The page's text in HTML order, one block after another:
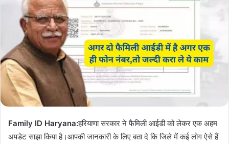
Family ID Haryana:हरियाणा सरकार ने फैमिली आईडी को लेकर एक अहम
अपडेट साझा किया है।आपकी जानकारी के लिए बता दे कि जिले में कई लोग ऐसे हैं